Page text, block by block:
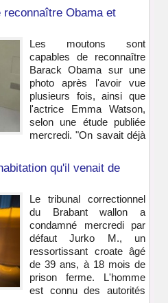
reconnaître Obama et
Les moutons sont
capables de reconnaître
Barack Obama sur une
photo après l'avoir vue
plusieurs fois, ainsi que
l'actrice Emma Watson,
selon une étude publiée
mercredi. "On savait déjà
qu'il venait de
Le tribunal correctionnel
du Brabant wallon a
condamné mercredi par
défaut Jurko M., un
ressortissant croate âgé
de 39 ans, à 18 mois de
prison ferme. L'homme
est connu des autorités